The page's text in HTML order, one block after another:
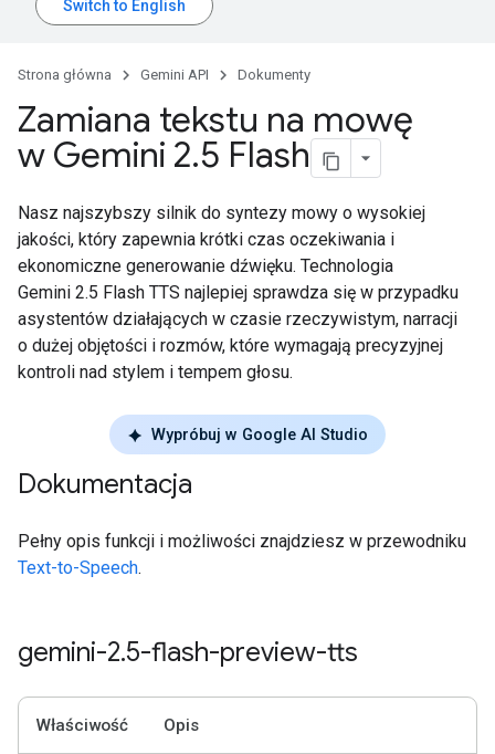
Strona główna Gemini API Dokumenty
Zamiana tekstu na mowę
w Gemini 2.5 Flash
Nasz najszybszy silnik do syntezy mowy o wysokiej
jakości, który zapewnia krótki czas oczekiwania i
ekonomiczne generowanie dźwięku. Technologia
Gemini 2.5 Flash TTS najlepiej sprawdza się w przypadku
asystentów działających w czasie rzeczywistym, narracji
o dużej objętości i rozmów, które wymagają precyzyjnej
kontroli nad stylem i tempem głosu.
Wypróbuj w Google AI Studio
Dokumentacja
Pełny opis funkcji i możliwości znajdziesz w przewodniku
Text-to-Speech.
gemini-2.5-flash-preview-tts
Właściwość Opis